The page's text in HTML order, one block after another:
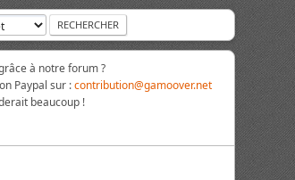
à notre forum ?
Paypal sur :contribution@gamoover.net
beaucoup !